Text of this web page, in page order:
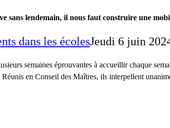
sans lendemain, il nous faut construire une
dans les écolesJeudi 6 juin
semaines éprouvantes à accueillir chaque
Réunis en Conseil des Maîtres, ils interpellent